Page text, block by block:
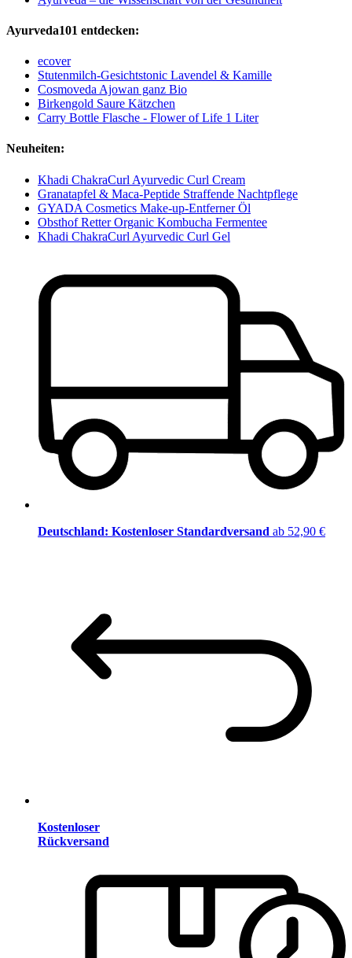
Ayurveda101 entdecken:
ecover
Stutenmilch-Gesichtstonic Lavendel & Kamille
Cosmoveda Ajowan ganz Bio
Birkengold Saure Kätzchen
Carry Bottle Flasche - Flower of Life 1 Liter
Neuheiten:
Khadi ChakraCurl Ayurvedic Curl Cream
Granatapfel & Maca-Peptide Straffende Nachtpflege
GYADA Cosmetics Make-up-Entferner Öl
Obsthof Retter Organic Kombucha Fermentee
Khadi ChakraCurl Ayurvedic Curl Gel
Deutschland: Kostenloser Standardversand ab 52,90 €
Kostenloser
Rückversand